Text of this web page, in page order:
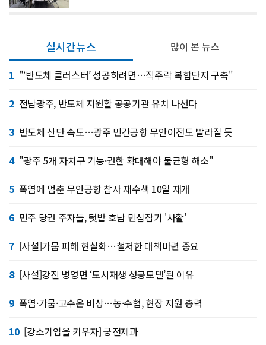
실시간뉴스
1 "‘반도체 클러스터’ 성공하려면…직주락 복합단지 구축"
2 전남광주, 반도체 지원할 공공기관 유치 나선다
3 반도체 산단 속도…광주 민간공항 무안이전도 빨라질 듯
4 "광주 5개 자치구 기능·권한 확대해야 불균형 해소"
5 폭염에 멈춘 무안공항 참사 재수색 10일 재개
6 민주 당권 주자들, 텃밭 호남 민심잡기 '사활'
7 [사설]가뭄 피해 현실화…철저한 대책마련 중요
8 [사설]강진 병영면 ‘도시재생 성공모델’된 이유
9 폭염·가뭄·고수온 비상…농·수협, 현장 지원 총력
10 [강소기업을 키우자] 궁전제과
많이 본 뉴스